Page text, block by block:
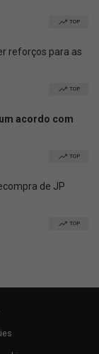
TOP
reforços para as
TOP
acordo com
TOP
de JP
TOP